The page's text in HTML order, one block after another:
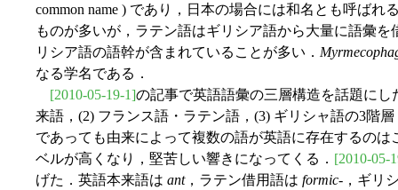
common name ) であり，日本の場合には和名とも呼ば
ものが多いが，ラテン語はギリシア語から大量に語彙
リシア語の語幹が含まれていることが多い．
なる学名である．
[2010-05-19-1]の記事で英語語彙の三層構造を話題に
来語，(2) フランス語・ラテン語，(3) ギリシャ語の3階
であっても由来によって複数の語が英語に存在するのは
ベルが高くなり，堅苦しい響きになってくる． [2010-05-
げた．英語本来語は ant，ラテン借用語は formic-，ギリ